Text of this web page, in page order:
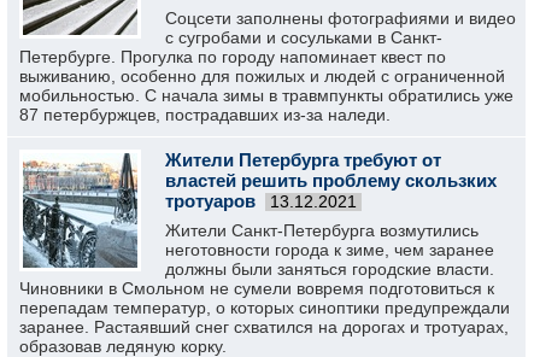
Соцсети заполнены фотографиями и видео
с сугробами и сосульками в Санкт-
Петербурге. Прогулка по городу напоминает квест по
выживанию, особенно для пожилых и людей с ограниченной
мобильностью. С начала зимы в травмпункты обратились уже
87 петербуржцев, пострадавших из-за наледи.
Жители Петербурга требуют от
властей решить проблему скользких
тротуаров
13.12.2021
Жители Санкт-Петербурга возмутились
неготовности города к зиме, чем заранее
должны были заняться городские власти.
Чиновники в Смольном не сумели вовремя подготовиться к
перепадам температур, о которых синоптики предупреждали
заранее. Растаявший снег схватился на дорогах и тротуарах,
образовав ледяную корку.